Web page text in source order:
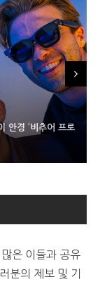
안경 ‘비추어 프로
패키징 대기 중
오픈AI
은 이들과 공유
분의 제보 및 기